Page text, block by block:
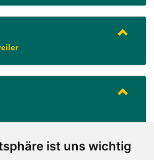
ist uns wichtig